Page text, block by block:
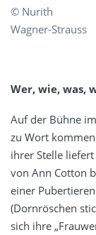
© Nurith
Wagner-Strauss
Wer, wie, was,
Auf der Bühne
zu Wort
ihrer Stelle
von Ann Cotton
einer
(Dornröschen
sich ihre